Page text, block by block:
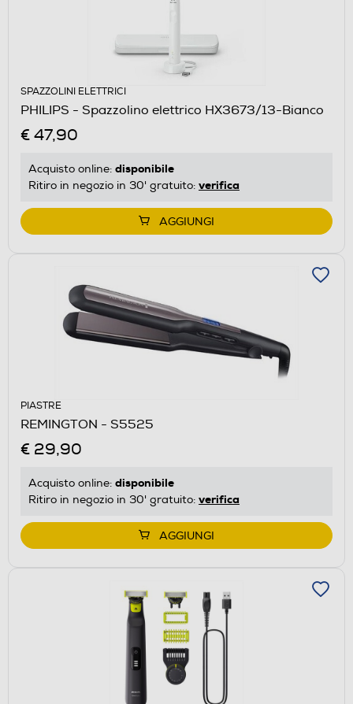
SPAZZOLINI ELETTRICI
PHILIPS - Spazzolino elettrico HX3673/13-Bianco
€ 47,90
Acquisto online: disponibile
Ritiro in negozio in 30' gratuito: verifica
AGGIUNGI
PIASTRE
REMINGTON - S5525
€ 29,90
Acquisto online: disponibile
Ritiro in negozio in 30' gratuito: verifica
AGGIUNGI